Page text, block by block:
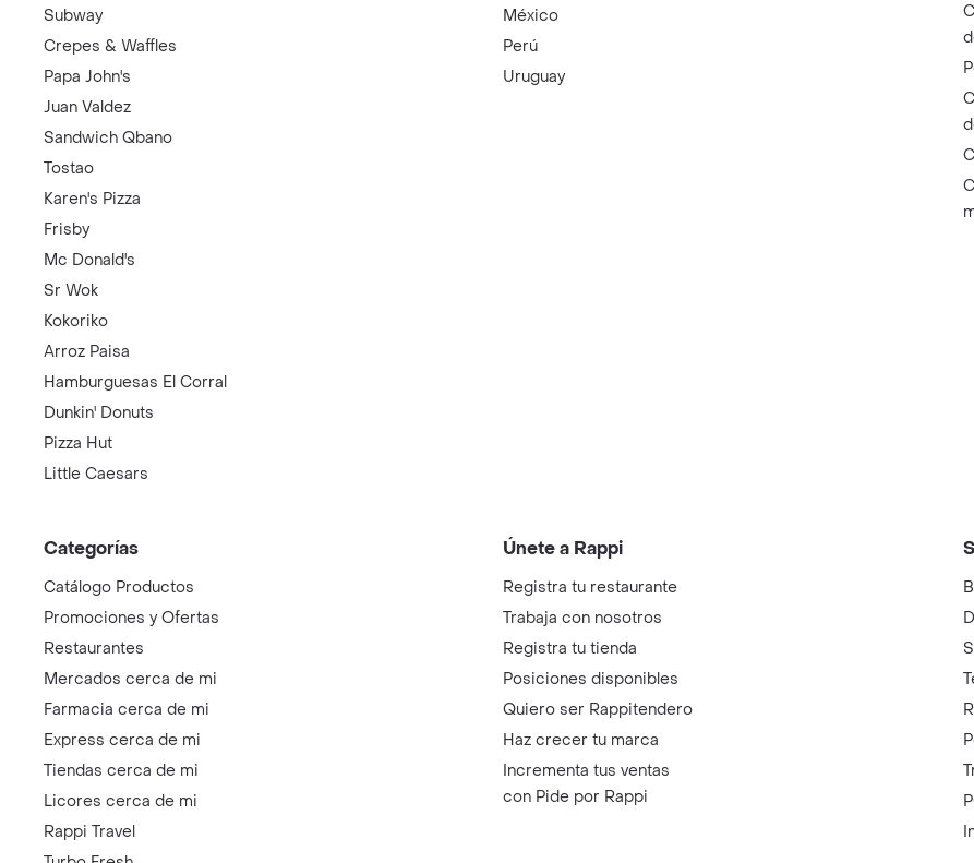
Subway
Crepes & Waffles
Papa John's
Juan Valdez
Sandwich Qbano
Tostao
Karen's Pizza
Frisby
Mc Donald's
Sr Wok
Kokoriko
Arroz Paisa
Hamburguesas El Corral
Dunkin' Donuts
Pizza Hut
Little Caesars
México
Perú
Uruguay
Categorías
Catálogo Productos
Promociones y Ofertas
Restaurantes
Mercados cerca de mi
Farmacia cerca de mi
Express cerca de mi
Tiendas cerca de mi
Licores cerca de mi
Rappi Travel
Únete a Rappi
Registra tu restaurante
Trabaja con nosotros
Registra tu tienda
Posiciones disponibles
Quiero ser Rappitendero
Haz crecer tu marca
Incrementa tus ventas
con Pide por Rappi